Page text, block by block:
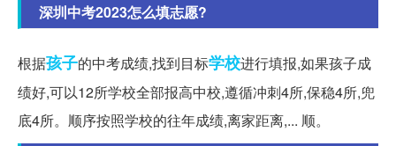
深圳中考2023怎么填志愿?
根据孩子的中考成绩,找到目标学校进行填报,如果孩子成
绩好,可以12所学校全部报高中校,遵循冲刺4所,保稳4所,兜
底4所。顺序按照学校的往年成绩,离家距离,... 顺。